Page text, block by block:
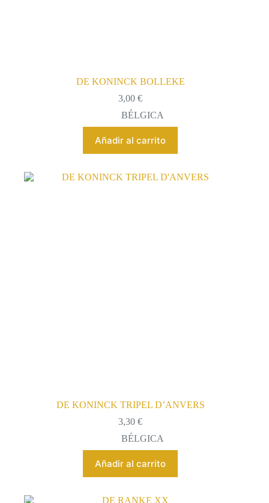
DE KONINCK BOLLEKE
3,00€
BÉLGICA
Añadir al carrito
DE KONINCK TRIPEL D’ANVERS
3,30€
BÉLGICA
Añadir al carrito